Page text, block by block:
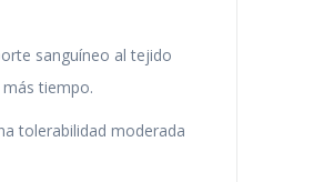
sanguíneo al tejido
tiempo.
tolerabilidad moderada